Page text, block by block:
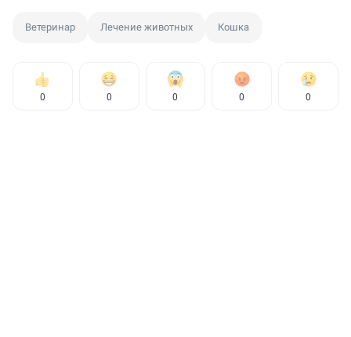
Ветеринар Лечение животных Кошка
0 0 0 0 0